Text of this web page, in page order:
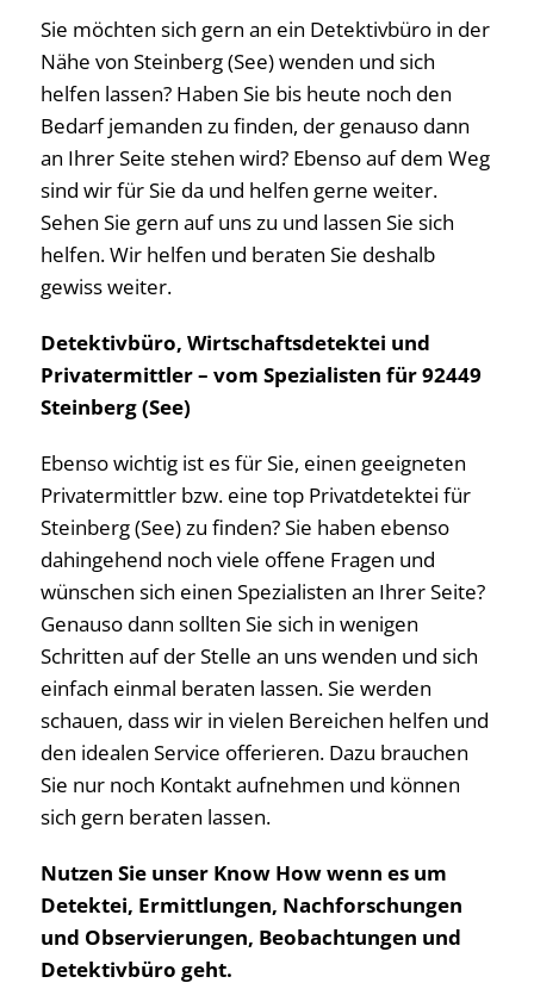
Sie möchten sich gern an ein Detektivbüro in der
Nähe von Steinberg (See) wenden und sich
helfen lassen? Haben Sie bis heute noch den
Bedarf jemanden zu finden, der genauso dann
an Ihrer Seite stehen wird? Ebenso auf dem Weg
sind wir für Sie da und helfen gerne weiter.
Sehen Sie gern auf uns zu und lassen Sie sich
helfen. Wir helfen und beraten Sie deshalb
gewiss weiter.
Detektivbüro, Wirtschaftsdetektei und
Privatermittler – vom Spezialisten für 92449
Steinberg (See)
Ebenso wichtig ist es für Sie, einen geeigneten
Privatermittler bzw. eine top Privatdetektei für
Steinberg (See) zu finden? Sie haben ebenso
dahingehend noch viele offene Fragen und
wünschen sich einen Spezialisten an Ihrer Seite?
Genauso dann sollten Sie sich in wenigen
Schritten auf der Stelle an uns wenden und sich
einfach einmal beraten lassen. Sie werden
schauen, dass wir in vielen Bereichen helfen und
den idealen Service offerieren. Dazu brauchen
Sie nur noch Kontakt aufnehmen und können
sich gern beraten lassen.
Nutzen Sie unser Know How wenn es um
Detektei, Ermittlungen, Nachforschungen
und Observierungen, Beobachtungen und
Detektivbüro geht.